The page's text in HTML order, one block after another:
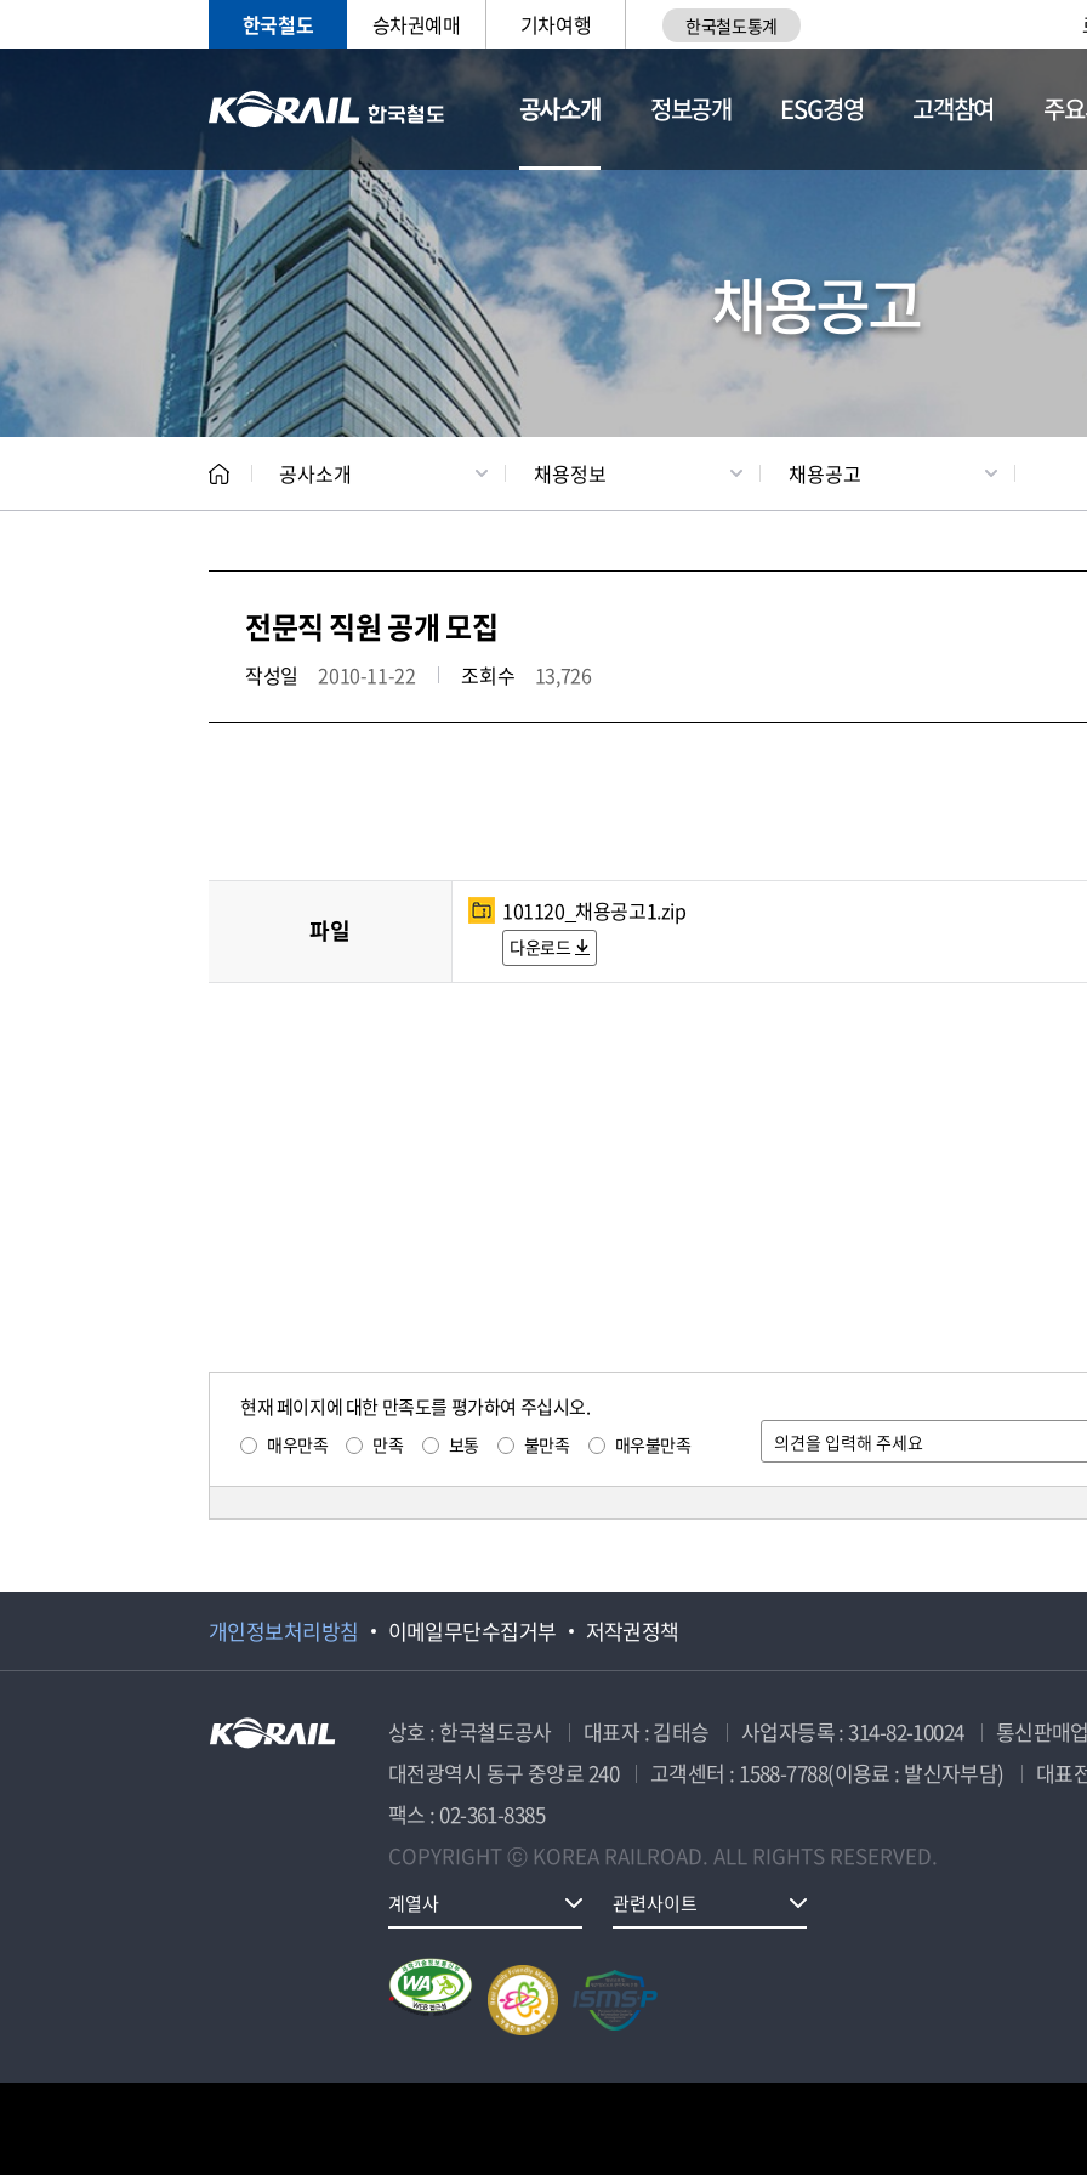
한국철도 승차권예매 기차여행 한국철도통계
공사소개
CEO 일반현황 채용정보
정보공개 ESG경영 고객참여 주
채용공고
공사소개 채용정보 채용공고
전문직 직원 공개 모집
작성일 2010-11-22 조회수 13,726
파일
101120_채용공고1.zip
다운로드
현재 페이지에 대한 만족도를 평가하여 주십시오.
매우만족 만족 보통 불만족 매우불만족
개인정보처리방침 이메일무단수집거부 저작권정책
상호 : 한국철도공사 대표자 : 김태승 사업자등록 : 314-82-10024
통신판매
대전광역시 동구 중앙로 240
고객센터 : 1588-7788(이용료 : 발신자부담)
대표
팩스 : 02-361-8385
COPYRIGHT ⓒ KOREA RAILROAD. ALL RIGHTS RESERVED.
계열사 관련사이트